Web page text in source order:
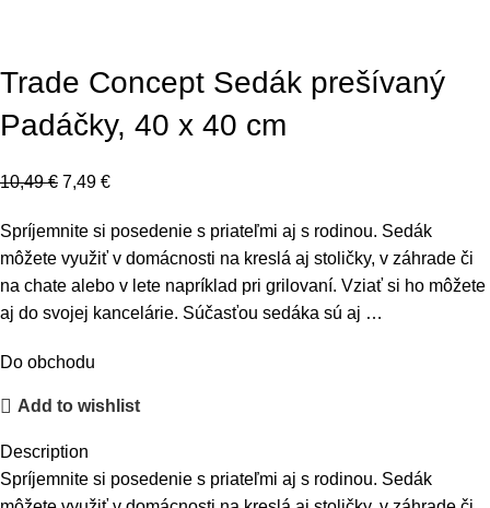
Trade Concept Sedák prešívaný
Padáčky, 40 x 40 cm
10,49€ 7,49 €
Spríjemnite si posedenie s priateľmi aj s rodinou. Sedák
môžete využiť v domácnosti na kreslá aj stoličky, v záhrade či
na chate alebo v lete napríklad pri grilovaní. Vziať si ho môžete
aj do svojej kancelárie. Súčasťou sedáka sú aj …
Do obchodu
Add to wishlist
Description
Spríjemnite si posedenie s priateľmi aj s rodinou. Sedák